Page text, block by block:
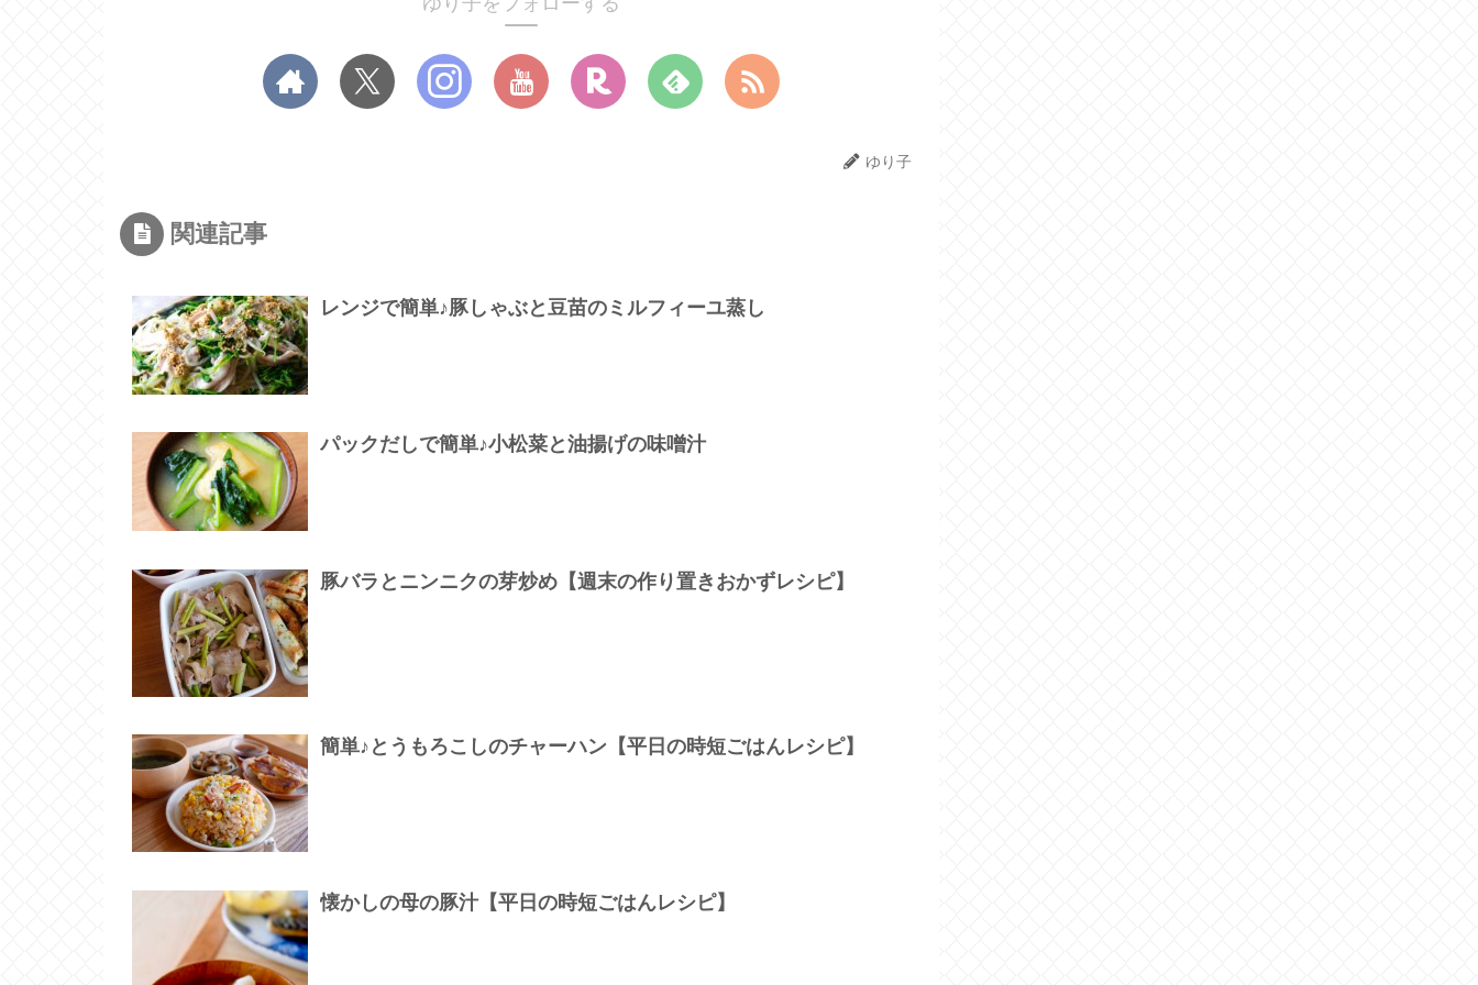
ゆり子
関連記事
レンジで簡単♪豚しゃぶと豆苗のミルフィーユ蒸し
パックだしで簡単♪小松菜と油揚げの味噌汁
豚バラとニンニクの芽炒め【週末の作り置きおかずレシピ】
簡単♪とうもろこしのチャーハン【平日の時短ごはんレシピ】
懐かしの母の豚汁【平日の時短ごはんレシピ】